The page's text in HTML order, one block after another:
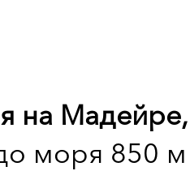
на
моря 850 м